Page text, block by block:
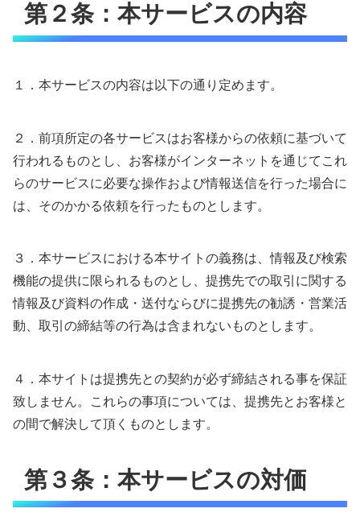
第２条：本サービスの内容
１．本サービスの内容は以下の通り定めます。
２．前項所定の各サービスはお客様からの依頼に基づいて
行われるものとし、お客様がインターネットを通じてこれ
らのサービスに必要な操作および情報送信を行った場合に
は、そのかかる依頼を行ったものとします。
３．本サービスにおける本サイトの義務は、情報及び検索
機能の提供に限られるものとし、提携先での取引に関する
情報及び資料の作成・送付ならびに提携先の勧誘・営業活
動、取引の締結等の行為は含まれないものとします。
４．本サイトは提携先との契約が必ず締結される事を保証
致しません。これらの事項については、提携先とお客様と
の間で解決して頂くものとします。
第３条：本サービスの対価